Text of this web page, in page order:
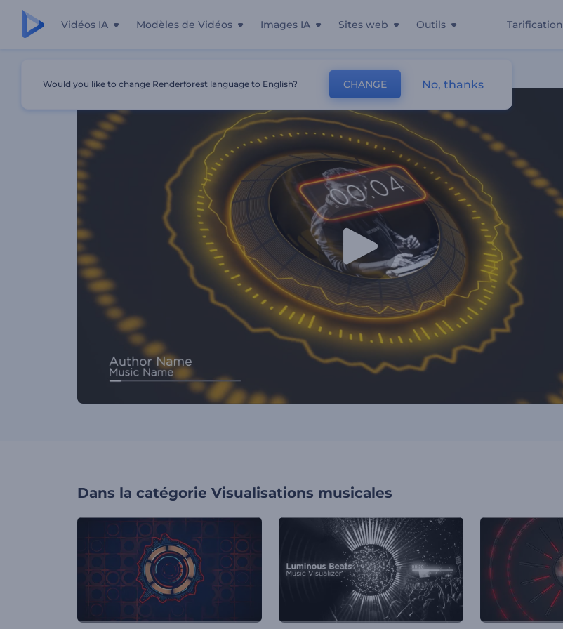
Vidéos IA Modèles de Vidéos Images IA Sites web Outils Tarification
Dans la catégorie Visualisations musicales
Would you like to change Renderforest language to English? CHANGE No, thanks